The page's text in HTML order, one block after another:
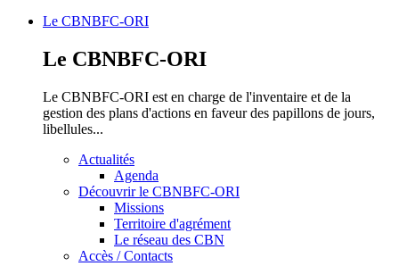
Le CBNBFC-ORI
Le CBNBFC-ORI
Le CBNBFC-ORI est en charge de l'inventaire et de la
gestion des plans d'actions en faveur des papillons de jours,
libellules...
Actualités
Agenda
Découvrir le CBNBFC-ORI
Missions
Territoire d'agrément
Le réseau des CBN
Accès / Contacts